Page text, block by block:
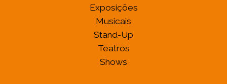
Exposições
Musicais
Stand-Up
Teatros
Shows